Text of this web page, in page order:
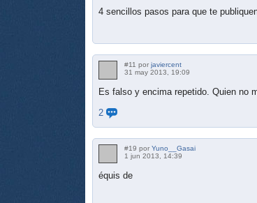
4 sencillos pasos para que te
#11 por javiercent
31 may 2013, 19:09
Es falso y encima repetido. Quien no
2
#19 por Yuno__Gasai
1 jun 2013, 14:39
équis de